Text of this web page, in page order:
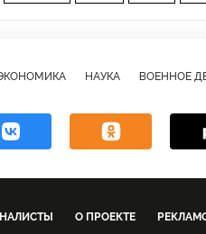
НАУКА ВОЕННОЕ
О ПРОЕКТЕ